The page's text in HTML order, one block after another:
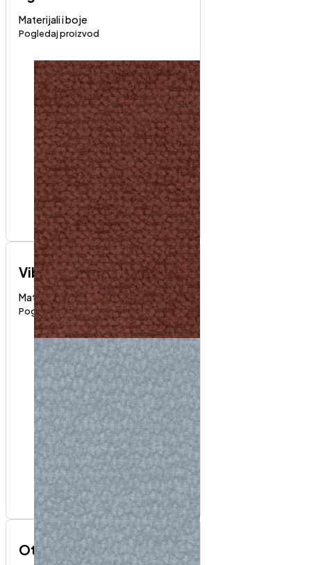
Materijali i boje
Pogledaj proizvod
Vibe
Materijali i boje
Pogledaj proizvod
Otisus fotelja